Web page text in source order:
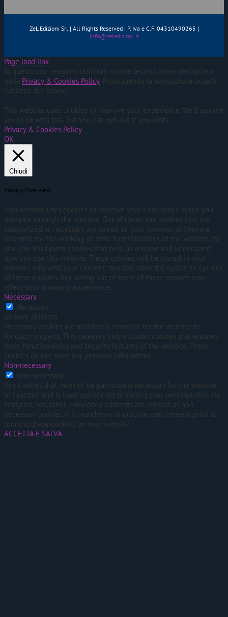
ZeL Edizioni Srl | All Rights Reserved | P. Iva e C.F. 04310490265 |
info@zeledizioni.it
Page load link
In questo sito vengono utilizzati cookie tecnici, come dettagliato
nella Privacy & Cookies Policy. Proseguendo la navigazione accetti
l'utilizzo dei cookie.
This website uses cookies to improve your experience. We'll assume
you're ok with this, but you can opt-out if you wish.
Privacy & Cookies Policy
OK
Chiudi
Privacy Overview
This website uses cookies to improve your experience while you
navigate through the website. Out of these, the cookies that are
categorized as necessary are stored on your browser as they are
essential for the working of basic functionalities of the website. We
also use third-party cookies that help us analyze and understand
how you use this website. These cookies will be stored in your
browser only with your consent. You also have the option to opt-out
of these cookies. But opting out of some of these cookies may
affect your browsing experience.
Necessary
Necessary
Sempre abilitato
Necessary cookies are absolutely essential for the website to
function properly. This category only includes cookies that ensures
basic functionalities and security features of the website. These
cookies do not store any personal information.
Non-necessary
Non-necessary
Any cookies that may not be particularly necessary for the website
to function and is used specifically to collect user personal data via
analytics, ads, other embedded contents are termed as non-
necessary cookies. It is mandatory to procure user consent prior to
running these cookies on your website.
ACCETTA E SALVA